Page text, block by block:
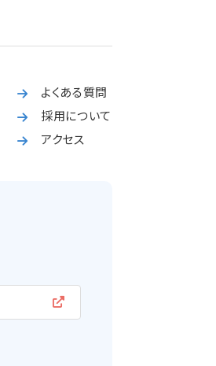
よくある質問
採用について
アクセス